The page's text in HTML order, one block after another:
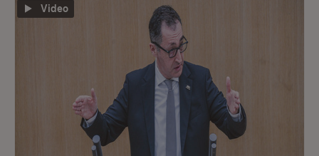
Video